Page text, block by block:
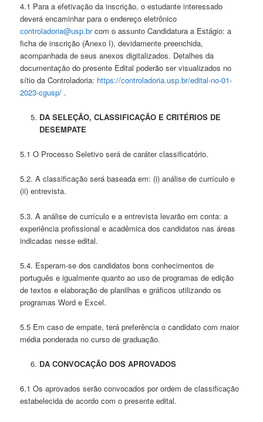
4.1 Para a efetivação da inscrição, o estudante interessado
deverá encaminhar para o endereço eletrônico
controladoria@usp.brcom o assunto Candidatura a Estágio: a
ficha de inscrição (Anexo I), devidamente preenchida,
acompanhada de seus anexos digitalizados. Detalhes da
documentação do presente Edital poderão ser visualizados no
sítio da Controladoria: https://controladoria.usp.br/edital-no-01-
2023-cgusp/ .
DA SELEÇÃO, CLASSIFICAÇÃO E CRITÉRIOS DE
DESEMPATE
5.1 O Processo Seletivo será de caráter classificatório.
5.2. A classificação será baseada em: (i) análise de currículo e
(ii) entrevista.
5.3. A análise de currículo e a entrevista levarão em conta: a
experiência profissional e acadêmica dos candidatos nas áreas
indicadas nesse edital.
5.4. Esperam-se dos candidatos bons conhecimentos de
português e igualmente quanto ao uso de programas de edição
de textos e elaboração de planilhas e gráficos utilizando os
programas Word e Excel.
5.5 Em caso de empate, terá preferência o candidato com maior
média ponderada no curso de graduação.
DA CONVOCAÇÃO DOS APROVADOS
6.1 Os aprovados serão convocados por ordem de classificação
estabelecida de acordo com o presente edital.